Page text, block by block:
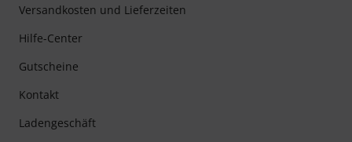
Versandkosten und Lieferzeiten
Hilfe-Center
Gutscheine
Kontakt
Ladengeschäft